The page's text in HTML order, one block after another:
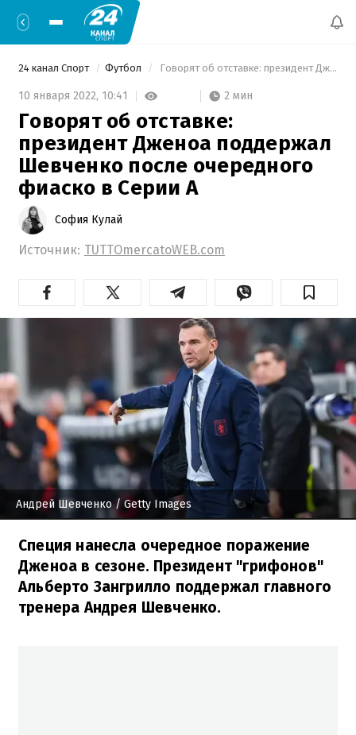
24 канал Спорт Футбол Говорят об отставке: президент Дженоа поддержал Шевченко после очередного фиаско в Серии А
10 января 2022, 10:41 2 мин
Говорят об отставке:
президент Дженоа поддержал
Шевченко после очередного
фиаско в Серии А
София Кулай
Источник: TUTTOmercatoWEB.com
Андрей Шевченко/ Getty Images
Специя нанесла очередное поражение
Дженоа в сезоне. Президент "грифонов"
Альберто Зангрилло поддержал главного
тренера Андрея Шевченко.